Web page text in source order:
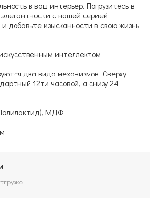
в ваш интерьер. Погрузитесь в
с нашей серией
добавьте изысканности в свою жизнь
интеллектом
два вида механизмов. Сверху
12ти часовой, а снизу 24
МДФ